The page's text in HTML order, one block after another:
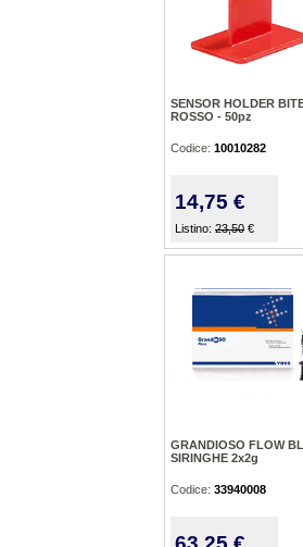
SENSOR HOLDER
ROSSO - 50pz
Codice: 10010282
14,75 €
Listino: 23,50 €
GRANDIOSO FLOW
SIRINGHE 2x2g
Codice: 33940008